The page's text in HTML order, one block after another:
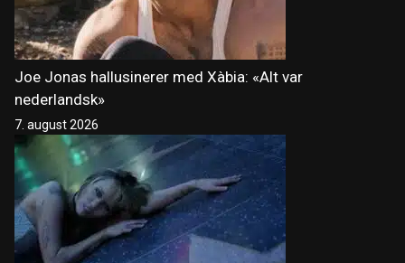
Joe Jonas hallusinerer med Xàbia: «Alt var
nederlandsk»
7. august 2026